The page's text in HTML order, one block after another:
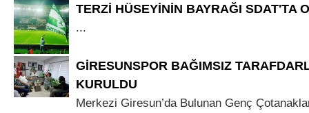
TERZİ HÜSEYİNİN BAYRAĞI SDAT'TA
...
GİRESUNSPOR BAĞIMSIZ
KURULDU
Merkezi Giresun’da Bulunan Genç